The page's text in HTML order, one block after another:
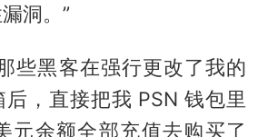
洞。”
些黑客在强行更改了我的
，直接把我 PSN 钱包里
元余额全部充值去购买了